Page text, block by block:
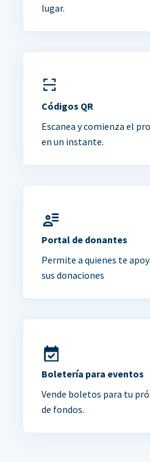
lugar.
Códigos QR
Escanea y comienza el
en un instante.
Portal de donantes
Permite a quienes te
sus donaciones
Boletería para eventos
Vende boletos para tu
de fondos.